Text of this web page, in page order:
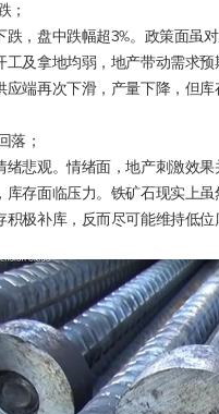
；
跌，盘中跌幅超3%。政策面虽
工及拿地均弱，地产带动需求
端再次下滑，产量下降，但
落；
绪悲观。情绪面，地产刺激效
库存面临压力。铁矿石现实上
极补库，反而尽可能维持低